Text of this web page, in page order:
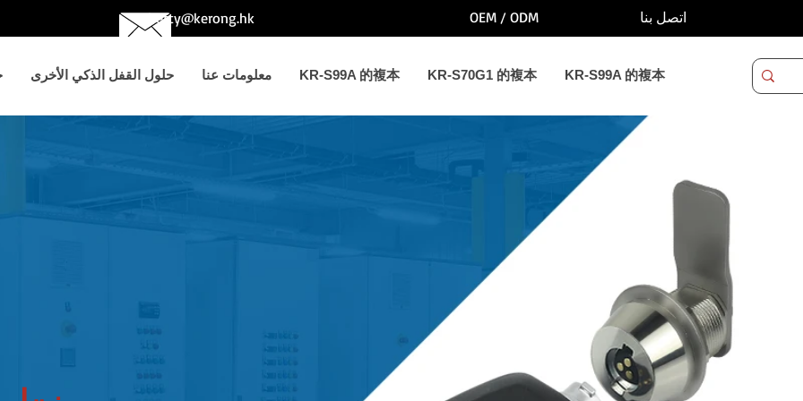
betty@kerong.hk OEM / ODM اتصل بنا
حلول القفل الذكي الأخرى معلومات عنا KR-S99A 的複本 KR-S70G1 的複本 KR-S99A 的複本